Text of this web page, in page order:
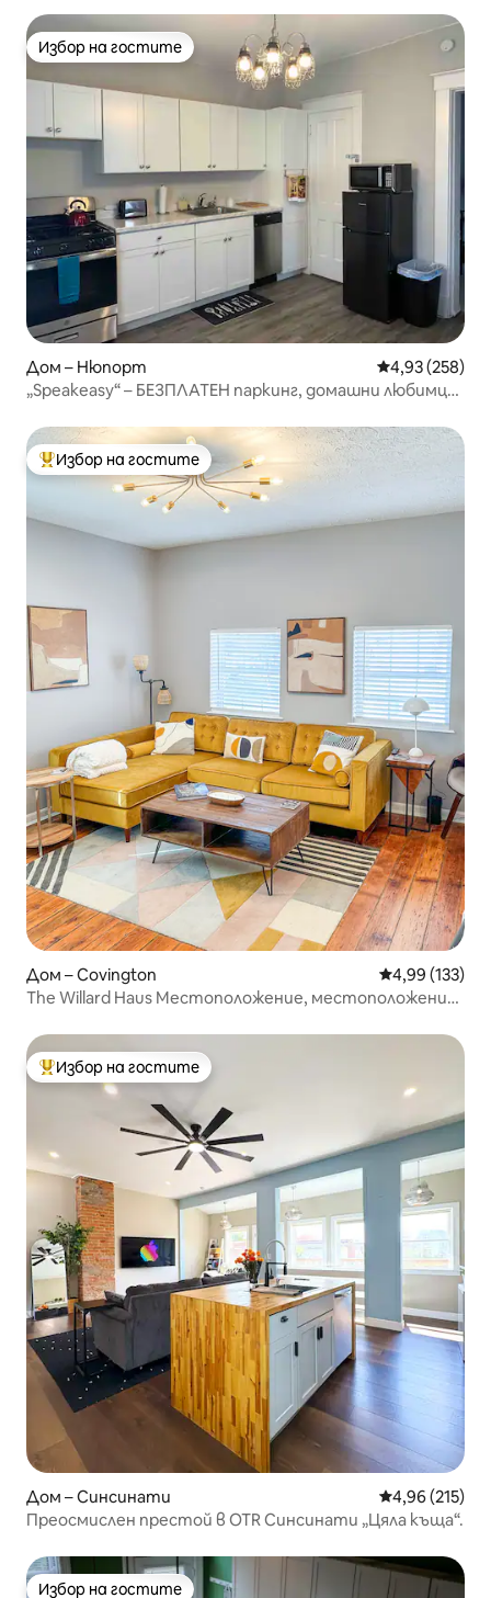
Избор на гостите
Избор на гостите
Дом – Нюпорт Средна
4,93 (258)
„Speakeasy“ – БЕЗПЛАТЕН паркинг, домашни любимци
Най-популярен избор на гостите
Избор на гостите
Дом – Covington Средна
4,99 (133)
The Willard Haus Местоположение, местоположение,
Най-популярен избор на гостите
Избор на гостите
Дом – Синсинати Средна
4,96 (215)
Преосмислен престой в OTR Синсинати „Цяла къща“.
Избор на гостите